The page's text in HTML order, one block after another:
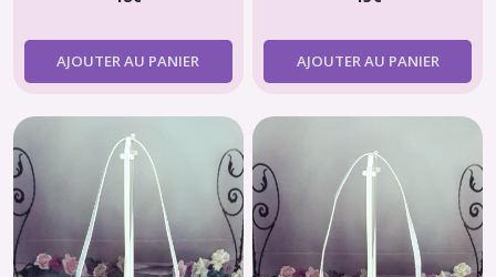
AJOUTER AU PANIER AJOUTER AU PANIER